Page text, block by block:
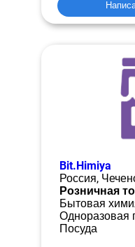
Bit.Himiya
Россия,
Розничная
Бытовая
Одноразовая
Посуда